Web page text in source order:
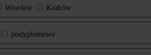
Wrocław
Kraków
podyplomowe